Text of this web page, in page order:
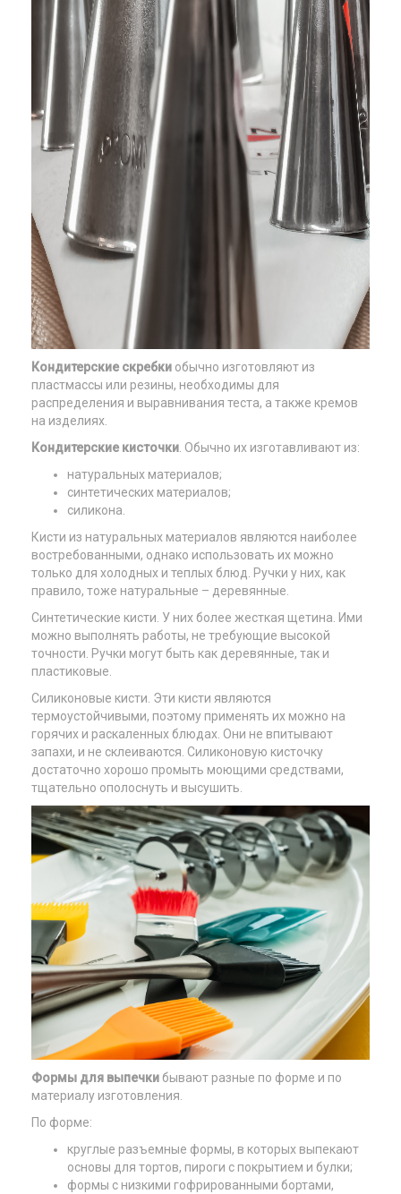
Кондитерские скребки обычно изготовляют из
пластмассы или резины, необходимы для
распределения и выравнивания теста, а также кремов
на изделиях.
Кондитерские кисточки . Обычно их изготавливают из:
натуральных материалов;
синтетических материалов;
силикона.
Кисти из натуральных материалов являются наиболее
востребованными, однако использовать их можно
только для холодных и теплых блюд. Ручки у них, как
правило, тоже натуральные – деревянные.
Синтетические кисти. У них более жесткая щетина. Ими
можно выполнять работы, не требующие высокой
точности. Ручки могут быть как деревянные, так и
пластиковые.
Силиконовые кисти. Эти кисти являются
термоустойчивыми, поэтому применять их можно на
горячих и раскаленных блюдах. Они не впитывают
запахи, и не склеиваются. Силиконовую кисточку
достаточно хорошо промыть моющими средствами,
тщательно ополоснуть и высушить.
Формы для выпечкибывают разные по форме и по
материалу изготовления.
По форме:
круглые разъемные формы, в которых выпекают
основы для тортов, пироги с покрытием и булки;
формы с низкими гофрированными бортами,